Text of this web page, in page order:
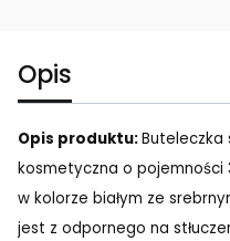
Opis
Opis produktu:
kosmetyczna o pojemności
w kolorze białym ze
jest z odpornego na